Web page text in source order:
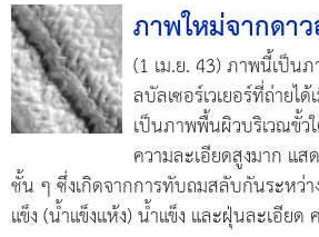
ภาพใหม่จากดา
(1 เม.ย. 43) ภาพนี้เป็น
ลบัลเซอร์เวเยอร์ที่ถ่าย
เป็นภาพพื้นผิวบริเวณขั้ว
ความละเอียดสูงมาก แ
ชั้น ๆ ซึ่งเกิดจากการทับถมสลับกันระหว่
แข็ง (น้ำแข็งแห้ง) น้ำแข็ง และฝุ่นละเอียด